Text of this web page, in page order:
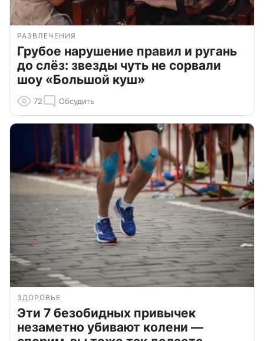
РАЗВЛЕЧЕНИЯ
Грубое нарушение правил и ругань
до слёз: звезды чуть не сорвали
шоу «Большой куш»
72 Обсудить
ЗДОРОВЬЕ
Эти 7 безобидных привычек
незаметно убивают колени —